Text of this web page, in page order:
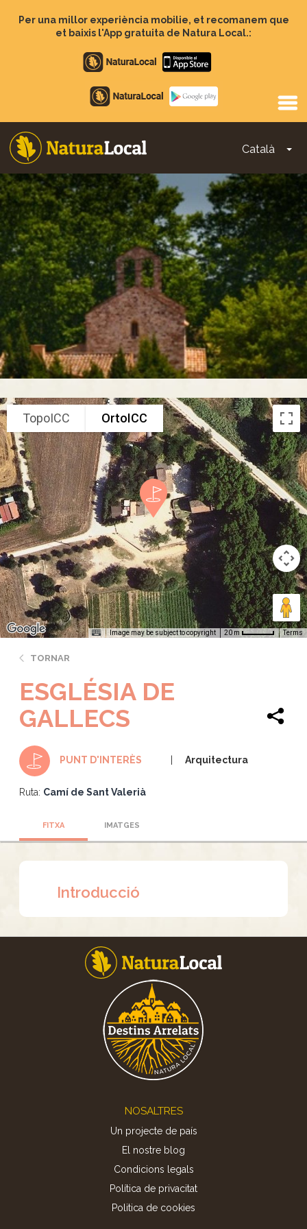
Per una millor experiència mobilie, et recomanem que
et baixis l'App gratuita de Natura Local.:
Apple
store
Google
Play
Català
Main
navigation
TopoICC OrtoICC
Image may be subject to copyright 20 m Terms
TORNAR
ESGLÉSIA DE
GALLECS
PUNT D'INTERÈS Arquitectura
Ruta: Camí de Sant Valerià
FITXA IMATGES
Introducció
NOSALTRES
Un projecte de país
El nostre blog
Condicions legals
Política de privacitat
Politica de cookies